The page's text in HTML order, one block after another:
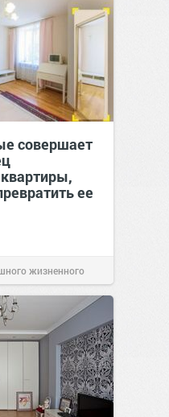
совершает
ее
жизненного